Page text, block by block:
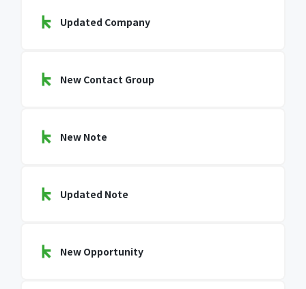
Updated Company
New Contact Group
New Note
Updated Note
New Opportunity